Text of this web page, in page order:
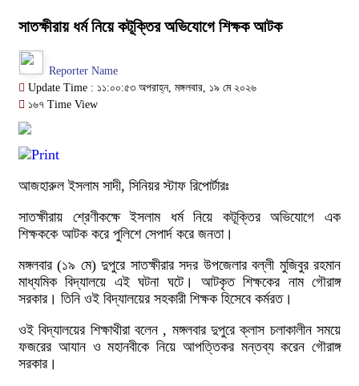
সাতক্ষীরায় ধর্ম নিয়ে কটূক্তির অভিযোগে শিক্ষক আটক
Reporter Name
Update Time : ১১:০০:৫৩ অপরাহ্ন, মঙ্গলবার, ১৯ মে ২০২৬
১৬৭ Time View
আজহারুল ইসলাম সাদী, সিনিয়র স্টাফ রিপোর্টারঃ
সাতক্ষীরায় শ্রেণীকক্ষে ইসলাম ধর্ম নিয়ে কটূক্তির অভিযোগে এক
শিক্ষককে আটক করে পুলিশে সেপার্দ করে জনতা।
মঙ্গলবার (১৯ মে) দুপুরে সাতক্ষীরার সদর উপজেলার বল্লী মুজিবুর রহমান
মাধ্যমিক বিদ্যালয়ে এই ঘটনা ঘটে। আটকৃত শিক্ষকের নাম গৌরাঙ্গ
সরকার। তিনি ওই বিদ্যালয়ের সহকারী শিক্ষক হিসেবে কর্মরত।
ওই বিদ্যালয়ের শিক্ষাথীরা বলেন , মঙ্গলবার দুপুরে ক্লাস চলাকালীন সময়ে
ফজরের আযান ও মহানবীকে নিয়ে আপত্তিকর মন্তব্য করেন গৌরাঙ্গ
সরকার।